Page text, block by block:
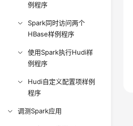
例程序
Spark同时访问两个
HBase样例程序
使用Spark执行Hudi样
例程序
Hudi自定义配置项样例
程序
调测Spark应用